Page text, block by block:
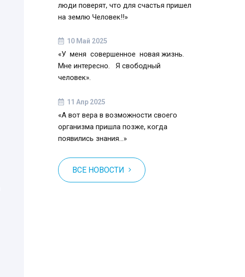
люди поверят, что для счастья пришел
на землю Человек!!»
10 Май 2025
«У меня совершенное новая жизнь.
Мне интересно. Я свободный
человек».
11 Апр 2025
«А вот вера в возможности своего
организма пришла позже, когда
появились знания…»
ВСЕ НОВОСТИ